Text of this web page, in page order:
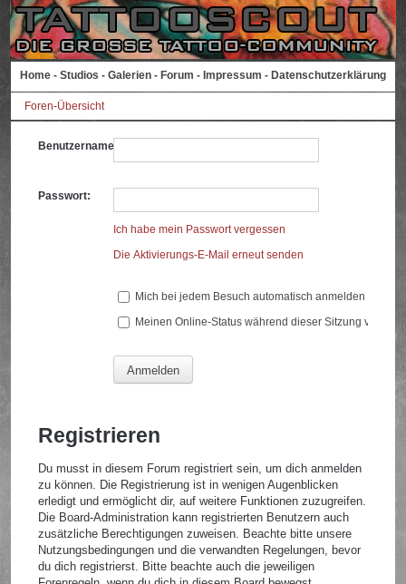
Home - Studios - Galerien - Forum - Impressum - Datenschutzerklärung
Foren-Übersicht
Benutzername:
Passwort:
Ich habe mein Passwort vergessen
Die Aktivierungs-E-Mail erneut senden
Mich bei jedem Besuch automatisch anmelden
Meinen Online-Status während dieser Sitzung
Registrieren
Du musst in diesem Forum registriert sein, um dich anmelden
zu können. Die Registrierung ist in wenigen Augenblicken
erledigt und ermöglicht dir, auf weitere Funktionen zuzugreifen.
Die Board-Administration kann registrierten Benutzern auch
zusätzliche Berechtigungen zuweisen. Beachte bitte unsere
Nutzungsbedingungen und die verwandten Regelungen, bevor
du dich registrierst. Bitte beachte auch die jeweiligen